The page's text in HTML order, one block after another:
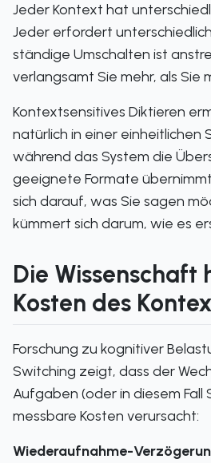
Jeder Kontext hat
Jeder erfordert
ständige Umschalten ist
verlangsamt Sie mehr, als Sie
Kontextsensitives Diktieren
natürlich in einer einheitlichen
während das System die
geeignete Formate
sich darauf, was Sie sagen
kümmert sich darum, wie es
Die Wissenschaft
Kosten des
Forschung zu kognitiver
Switching zeigt, dass der
Aufgaben (oder in diesem
messbare Kosten verursacht:
Wiederaufnahme-